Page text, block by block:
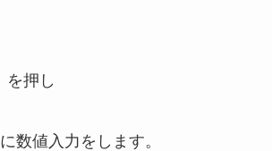
を押し
数値入力をします。